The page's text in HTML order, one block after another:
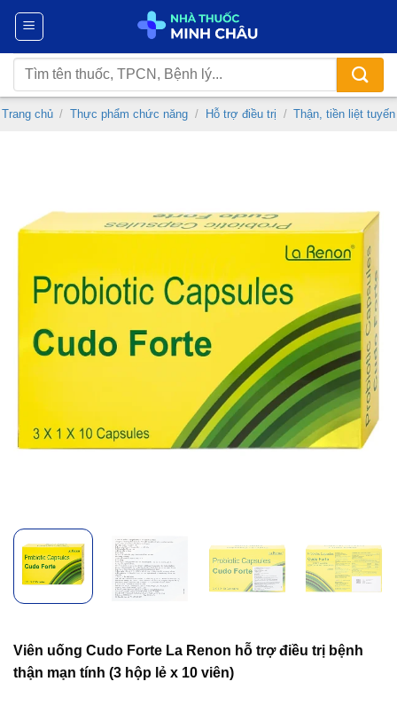
Chuyển
nội
dung
Tìm
kiếm:
Trang chủ / Thực phẩm chức năng / Hỗ trợ điều trị / Thận, tiền liệt tuyến
Viên uống Cudo Forte La Renon hỗ trợ điều trị bệnh
thận mạn tính (3 hộp lẻ x 10 viên)